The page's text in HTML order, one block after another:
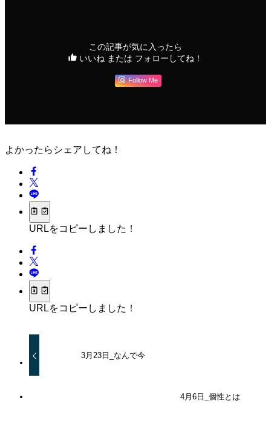
この記事が気に入ったら
いいね または フォローしてね！
Follow Me
よかったらシェアしてね！
URLをコピーしました！
URLをコピーしました！
3月23日_なんで今
4月6日_個性とは